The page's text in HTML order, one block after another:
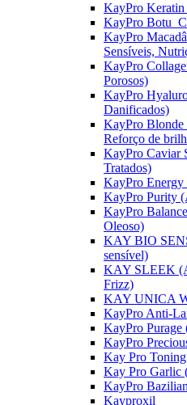
KayPro Keratin
KayPro
KayPro
Sensíveis,
KayPro
Porosos)
KayPro
Danificados)
KayPro Blonde
Reforço de
KayPro Caviar
Tratados)
KayPro
KayPro Purity
KayPro
Oleoso)
KAY BIO
sensível)
KAY SLEEK
Frizz)
KAY UNICA
KayPro Anti-
KayPro Purage
KayPro
Kay Pro
Kay Pro Garlic
KayPro
Kayproxil